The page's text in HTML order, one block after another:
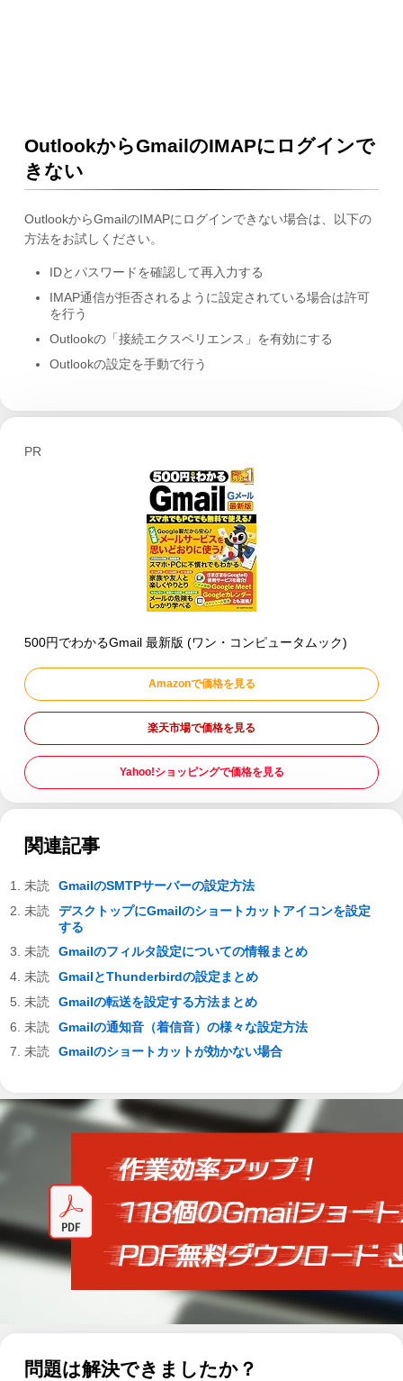
OutlookからGmailのIMAPにログインで
きない
OutlookからGmailのIMAPにログインできない場合は、以下の
方法をお試しください。
IDとパスワードを確認して再入力する
IMAP通信が拒否されるように設定されている場合は許可
を行う
Outlookの「接続エクスペリエンス」を有効にする
Outlookの設定を手動で行う
PR
500円でわかるGmail 最新版 (ワン・コンピュータムック)
Amazonで価格を見る
楽天市場で価格を見る
Yahoo!ショッピングで価格を見る
関連記事
GmailのSMTPサーバーの設定方法
デスクトップにGmailのショートカットアイコンを設定
する
Gmailのフィルタ設定についての情報まとめ
GmailとThunderbirdの設定まとめ
Gmailの転送を設定する方法まとめ
Gmailの通知音（着信音）の様々な設定方法
Gmailのショートカットが効かない場合
問題は解決できましたか？